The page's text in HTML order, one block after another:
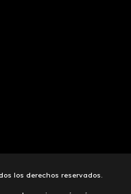
los derechos reservados.